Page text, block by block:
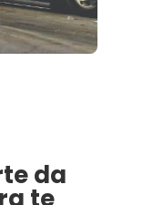
da
te